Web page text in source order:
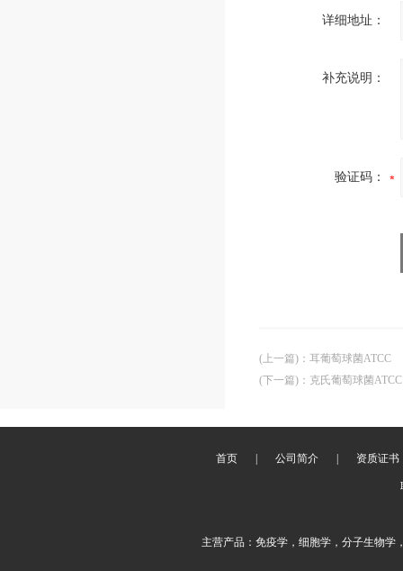
详细地址：
补充说明：
验证码：
(上一篇) ： 耳葡萄球菌ATCC
(下一篇) ： 克氏葡萄球菌ATCC
首页 公司简介 资质证书
主营产品：免疫学，细胞学，分子生物学